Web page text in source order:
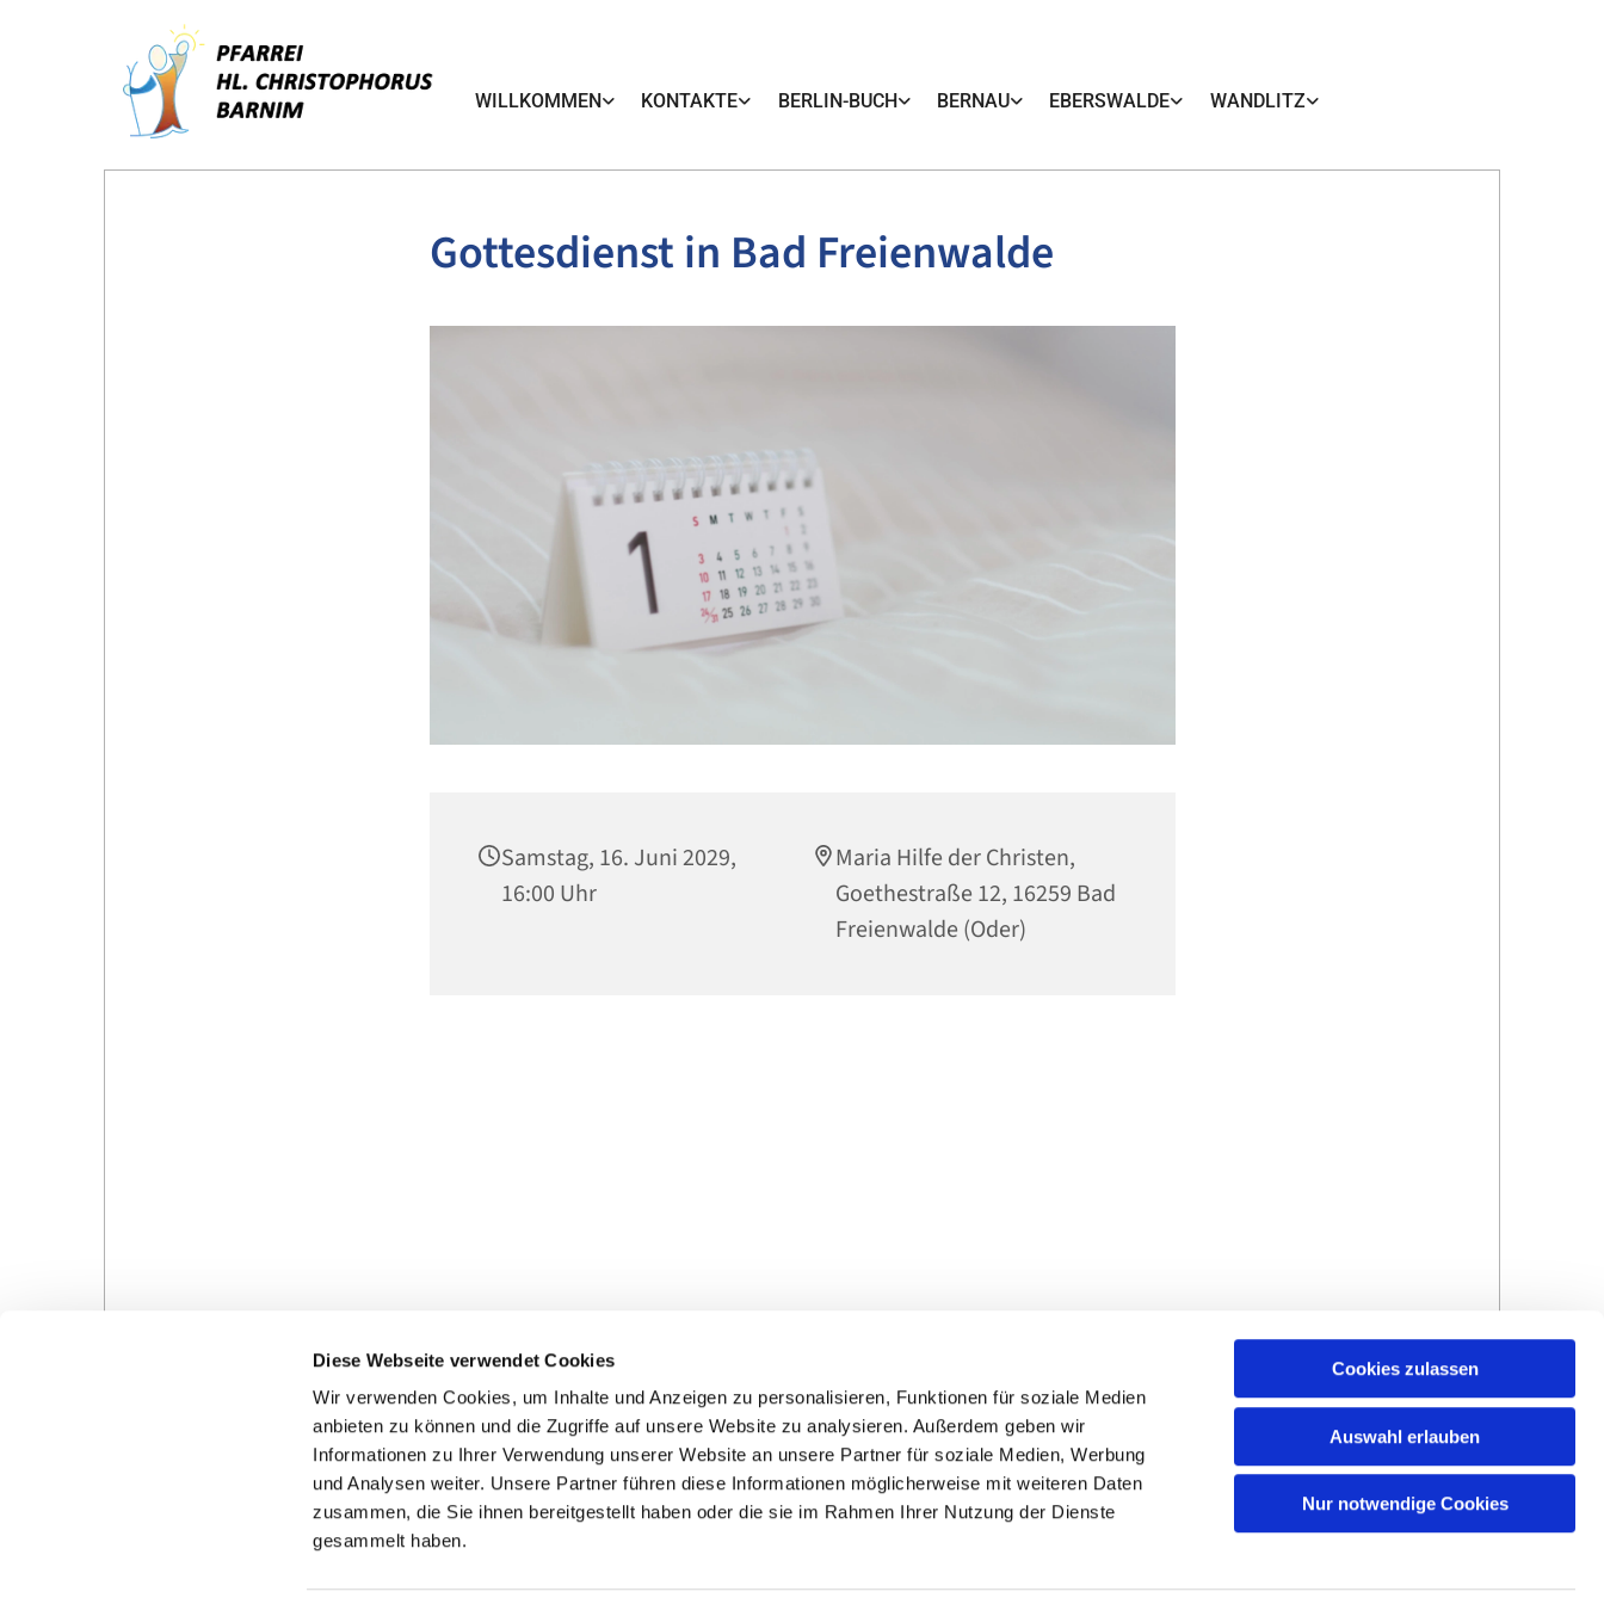
Diese Webseite verwendet Cookies
Wir verwenden Cookies, um Inhalte und Anzeigen zu personalisieren, Funktionen für soziale Medien
anbieten zu können und die Zugriffe auf unsere Website zu analysieren. Außerdem geben wir
Informationen zu Ihrer Verwendung unserer Website an unsere Partner für soziale Medien, Werbung
und Analysen weiter. Unsere Partner führen diese Informationen möglicherweise mit weiteren Daten
zusammen, die Sie ihnen bereitgestellt haben oder die sie im Rahmen Ihrer Nutzung der Dienste
gesammelt haben.
Cookies zulassen
Auswahl erlauben
Nur notwendige Cookies
WILLKOMMEN KONTAKTE BERLIN-BUCH BERNAU EBERSWALDE WANDLITZ
Gottesdienst in Bad Freienwalde
Samstag, 16. Juni 2029,
16:00 Uhr
Maria Hilfe der Christen,
Goethestraße 12, 16259 Bad
Freienwalde (Oder)
Veranstaltungen in der
Pfarrei
Kontakte
Ansprechpersonen zum Schutz vor
sexualisierter Gewalt
Hinweisgebersystem
Impressum und